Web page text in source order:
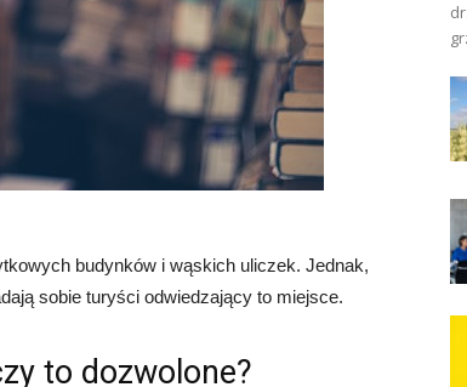
budynków i wąskich uliczek. Jednak,
sobie turyści odwiedzający to miejsce.
to dozwolone?